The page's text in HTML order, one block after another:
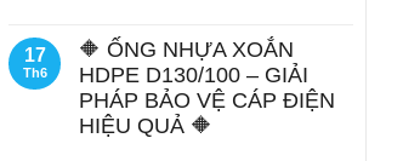
17
Th6
🔶 ỐNG NHỰA XOẮN
HDPE D130/100 – GIẢI
PHÁP BẢO VỆ CÁP ĐIỆN
HIỆU QUẢ 🔶